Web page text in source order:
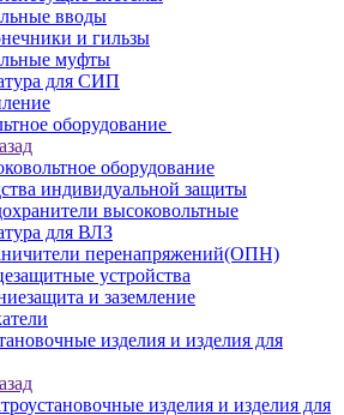
вводы
и гильзы
муфты
для СИП
оборудование
оборудование
индивидуальной защиты
высоковольтные
для ВЛЗ
перенапряжений(ОПН)
устройства
и заземление
изделия и изделия для
изделия и изделия для